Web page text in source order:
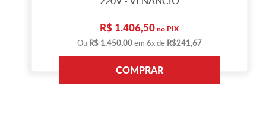
R$ 1.406,50no PIX
Ou R$ 1.450,00em 6x de R$241,67
COMPRAR